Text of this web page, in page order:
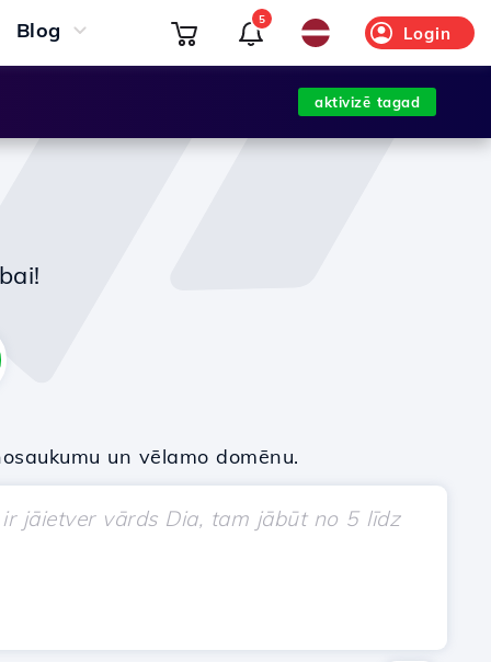
Blog Login
5
aktivizē tagad
un vēlamo domēnu.